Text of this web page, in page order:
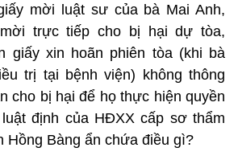
mời luật sư của bà Mai Anh,
trực tiếp cho bị hại dự tòa,
giấy xin hoãn phiên tòa (khi bà
trị tại bệnh viện) không thông
cho bị hại để họ thực hiện quyền
định của HĐXX cấp sơ thẩm
Hồng Bàng ẩn chứa điều gì?